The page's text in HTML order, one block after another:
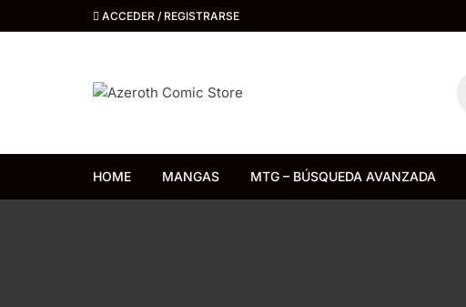
al
ACCEDER / REGISTRARSE
HOME MANGAS MTG – BÚSQUEDA AVANZADA